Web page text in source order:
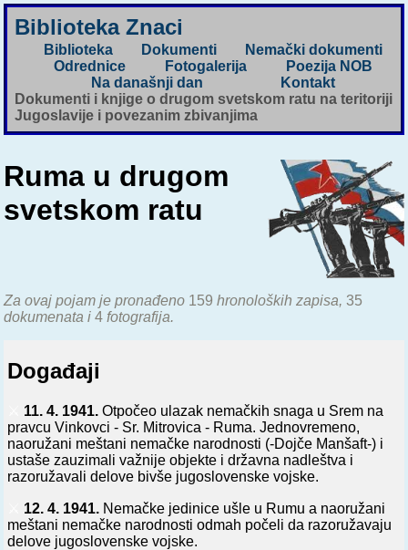
Biblioteka Znaci
Biblioteka Dokumenti
Nemački dokumenti
Odrednice
Fotogalerija
Poezija NOB
Na današnji dan
Kontakt
Dokumenti i knjige o drugom svetskom ratu na teritoriji
Jugoslavije i povezanim zbivanjima
Ruma u drugom
svetskom ratu
Za ovaj pojam je pronađeno 159 hronoloških zapisa,35
dokumenata i4 fotografija.
Događaji
11. 4. 1941. Otpočeo ulazak nemačkih snaga u Srem na
pravcu Vinkovci - Sr. Mitrovica - Ruma. Jednovremeno,
naoružani meštani nemačke narodnosti (-Dojče Manšaft-) i
ustaše zauzimali važnije objekte i državna nadleštva i
razoružavali delove bivše jugoslovenske vojske.
12. 4. 1941. Nemačke jedinice ušle u Rumu a naoružani
meštani nemačke narodnosti odmah počeli da razoružavaju
delove jugoslovenske vojske.